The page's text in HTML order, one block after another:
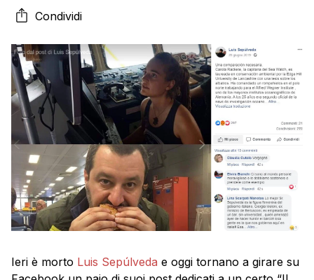
confronto i diversi curriculum di Carola Rackete e
Matteo Salvini. Lei laureata alla Edge Hill University del
Condividi
Ieri è morto Luis Sepúlveda e oggi tornano a girare su